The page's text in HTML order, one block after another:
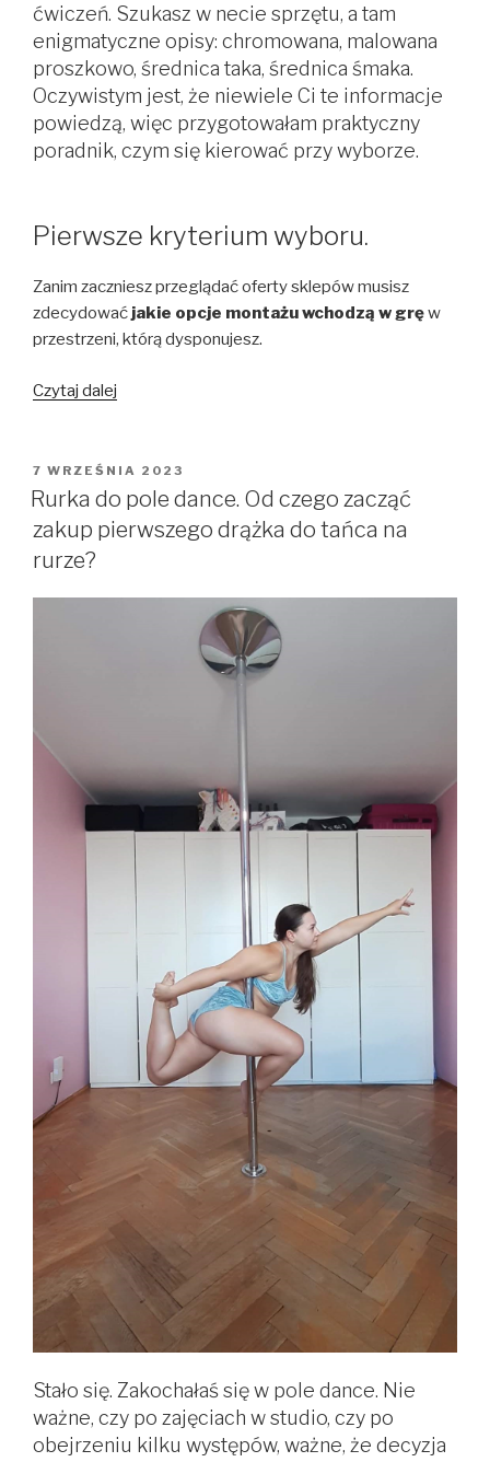
ćwiczeń. Szukasz w necie sprzętu, a tam
enigmatyczne opisy: chromowana, malowana
proszkowo, średnica taka, średnica śmaka.
Oczywistym jest, że niewiele Ci te informacje
powiedzą, więc przygotowałam praktyczny
poradnik, czym się kierować przy wyborze.
Pierwsze kryterium wyboru.
Zanim zaczniesz przeglądać oferty sklepów musisz
zdecydowaćjakie opcje montażu wchodzą w gręw
przestrzeni, którą dysponujesz.
Czytaj dalej
do
pole
dance?
i
OPUBLIKOWANE
W
7 WRZEŚNIA 2023
Rurka do pole dance. Od czego zacząć
zakup pierwszego drążka do tańca na
rurze?
Stało się. Zakochałaś się w pole dance. Nie
ważne, czy po zajęciach w studio, czy po
obejrzeniu kilku występów, ważne, że decyzja